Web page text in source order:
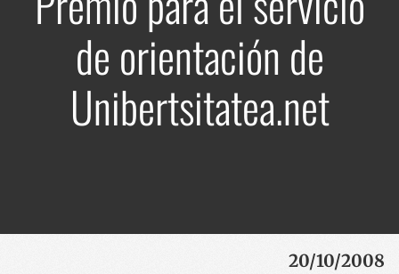
de orientación de
Unibertsitatea.net
20/10/2008